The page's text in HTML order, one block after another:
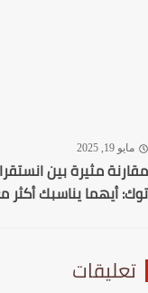
19, 2025
مثيرة بين
أيهما يناسبك أكثر مع...